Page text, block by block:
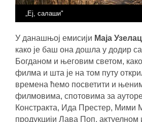
„Еј, салаши"
У данашњој емисији Маја Узелац
како је баш она дошла у додир
Богданом и његовим светом,
филма и шта је на том путу
времена ћемо посветити и
филмовима, спотовима за
Констракта, Ида Престер, Мими
продукцији Лава Поп,